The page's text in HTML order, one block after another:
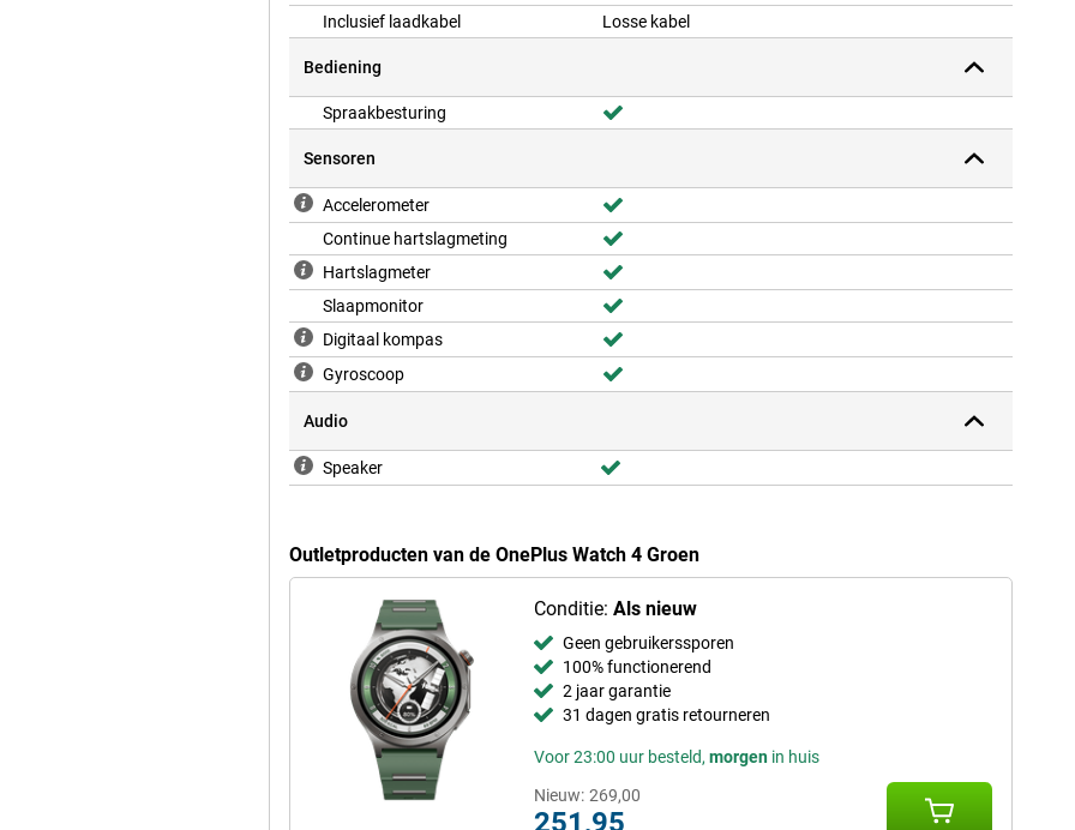
Inclusief laadkabel
Losse kabel
Bediening
Spraakbesturing
Sensoren
Accelerometer
Continue hartslagmeting
Hartslagmeter
Slaapmonitor
Digitaal kompas
Gyroscoop
Audio
Speaker
Outletproducten van de OnePlus Watch 4 Groen
Conditie: Als nieuw
Geen gebruikerssporen
100% functionerend
2 jaar garantie
31 dagen gratis retourneren
Voor 23:00 uur besteld, morgenin huis
Nieuw: 269,00
251,95